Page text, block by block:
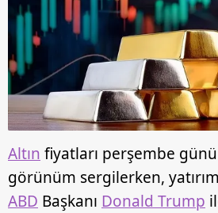
Altın fiyatları perşembe
görünüm sergilerken,
ABD Başkanı Donald Trump